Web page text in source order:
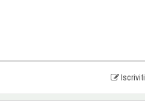
Iscriviti